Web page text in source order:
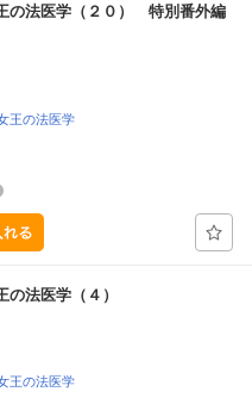
の法医学（２０） 特別番外編
王の法医学
法医学（４）
王の法医学